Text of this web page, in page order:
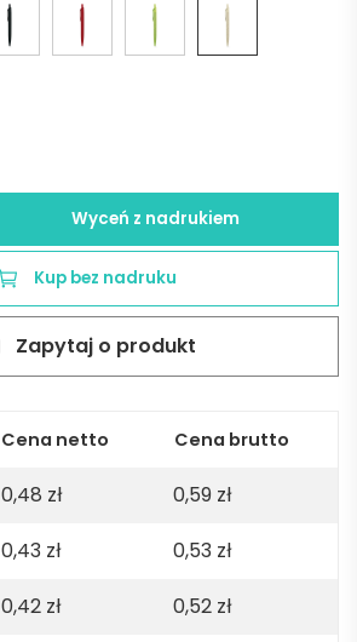
Wyceń z nadrukiem
Kup bez nadruku
Zapytaj o produkt
Cena netto Cena brutto
0,48 zł 0,59 zł
0,43 zł 0,53 zł
0,42 zł 0,52 zł